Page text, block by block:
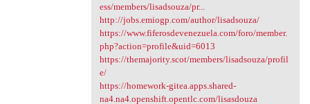
ess/members/lisadsouza/pr...
http://jobs.emiogp.com/author/lisadsouza/
https://www.fiferosdevenezuela.com/foro/member.
php?action=profile&uid=6013
https://themajority.scot/members/lisadsouza/profil
e/
https://homework-gitea.apps.shared-
na4.na4.openshift.opentlc.com/lisasdouza